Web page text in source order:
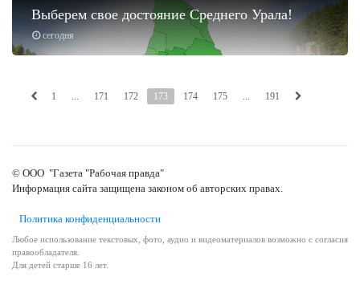
сегодня
Выберем свое достояние Среднего Урала!
1 ... 171 172 173 174 175 ... 191
© ООО "Газета "Рабочая правда"
Информация сайта защищена законом об авторских правах.
Политика конфиденциальности
Любое использование текстовых, фото, аудио и видеоматериалов возможно с согласия
правообладателя.
Для детей старше 16 лет.